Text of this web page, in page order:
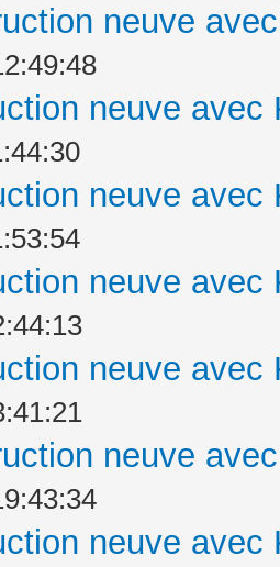
neuve
neuve avec
neuve avec
neuve avec
neuve avec
neuve
neuve avec